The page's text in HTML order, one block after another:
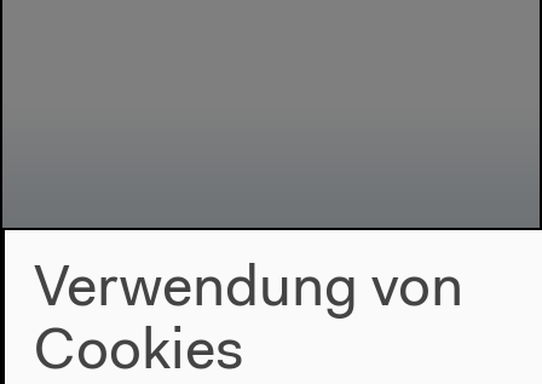
Programm
Verwendung von
Cookies